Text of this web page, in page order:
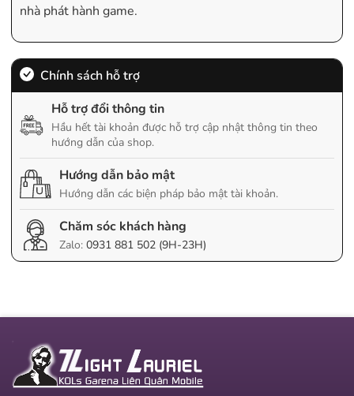
nhà phát hành game.
Chính sách hỗ trợ
Hỗ trợ đổi thông tin
Hầu hết tài khoản được hỗ trợ cập nhật thông tin theo
hướng dẫn của shop.
Hướng dẫn bảo mật
Hướng dẫn các biện pháp bảo mật tài khoản.
Chăm sóc khách hàng
Zalo: 0931 881 502 (9H-23H)